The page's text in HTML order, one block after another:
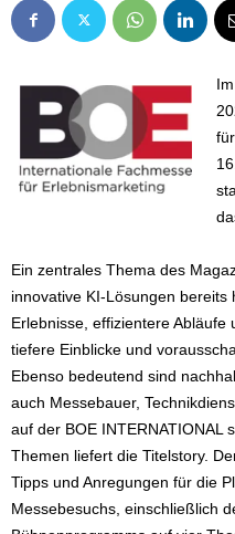
Ein zentrales Thema des
innovative KI-Lösungen
Erlebnisse, effizientere
tiefere Einblicke und
Ebenso bedeutend sind
auch Messebauer,
auf der BOE INTERNATIONAL
Themen liefert die Titelstory.
Tipps und Anregungen für die
Messebesuchs, einschließlich